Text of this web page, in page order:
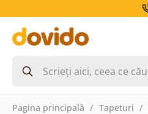
Pagina principală Tapeturi